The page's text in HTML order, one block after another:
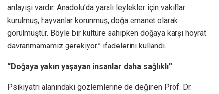
anlayışı vardır. Anadolu’da yaralı leylekler için vakıflar
kurulmuş, hayvanlar korunmuş, doğa emanet olarak
görülmüştür. Böyle bir kültüre sahipken doğaya karşı hoyrat
davranmamamız gerekiyor.” ifadelerini kullandı.
“Doğaya yakın yaşayan insanlar daha sağlıklı”
Psikiyatri alanındaki gözlemlerine de değinen Prof. Dr.